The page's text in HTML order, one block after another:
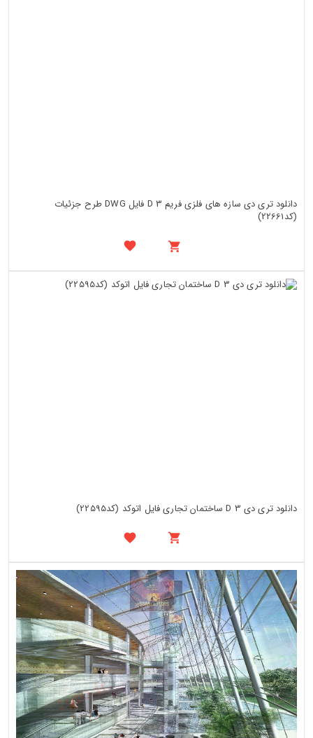
دانلود تری دی سازه های فلزی فریم 3 D فایل DWG طرح جزئیات
(کد22661)
دانلود تری دی 3 D ساختمان تجاری فایل اتوکد (کد22595)